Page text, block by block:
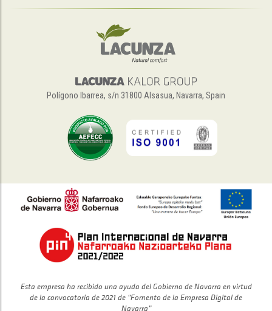
Polígono Ibarrea, s/n 31800 Alsasua, Navarra, Spain
Esta empresa ha recibido una ayuda del Gobierno de Navarra en virtud
de la convocatoria de 2021 de “Fomento de la Empresa Digital de
Navarra”